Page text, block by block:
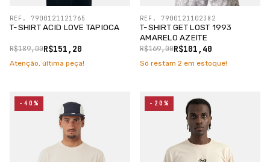
T-SHIRT ACID LOVE TAPIOCA
R$151,20
R$189,00
REF. 7900121121765
Atenção, última peça!
T-SHIRT GET LOST 1993
AMARELO AZEITE
R$101,40
R$169,00
REF. 7900121102382
Só restam 2 em estoque!
-40% -20%